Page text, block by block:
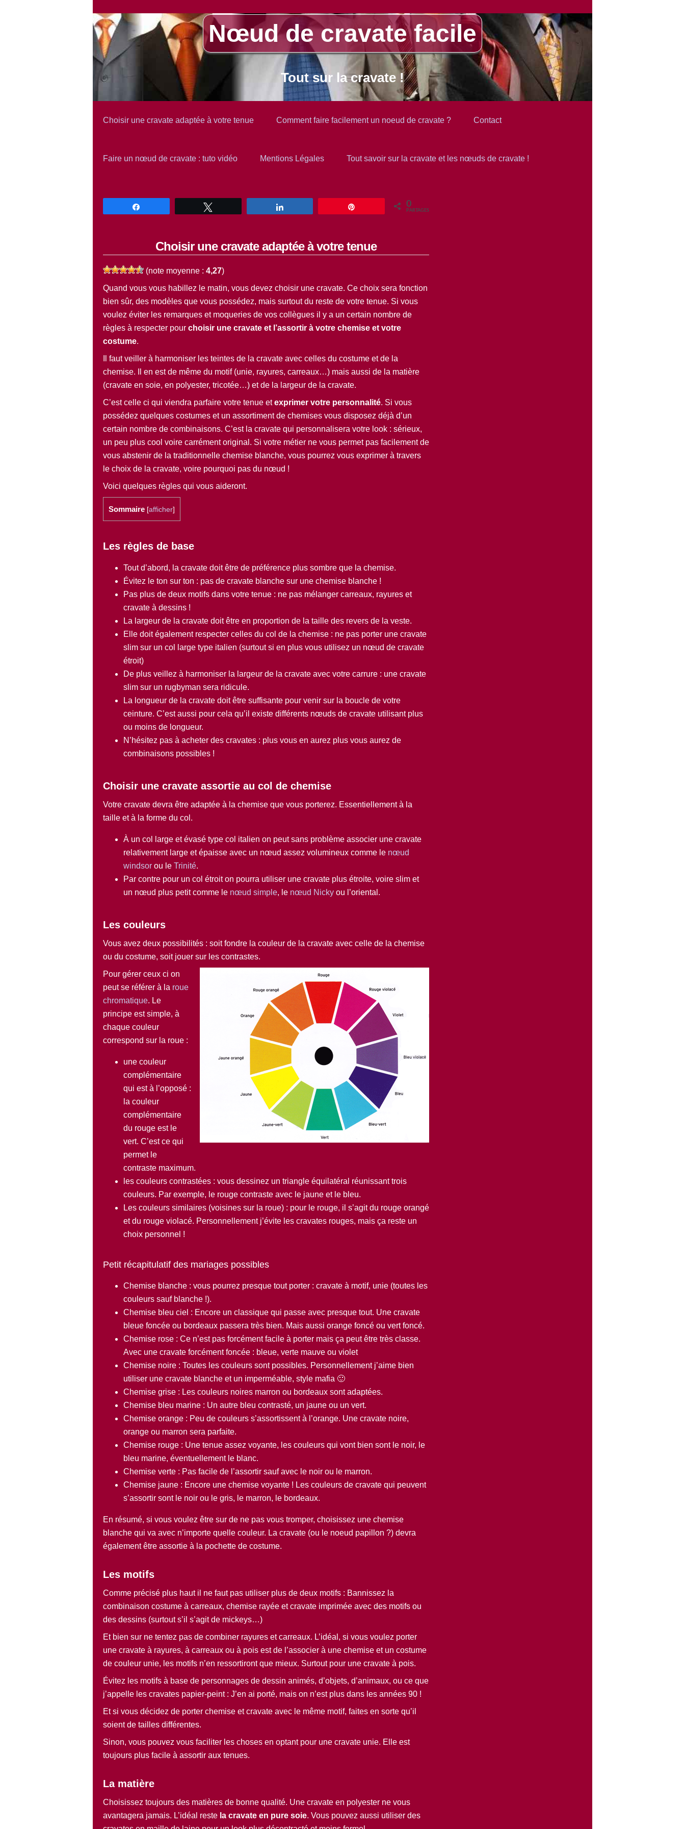
Nœud de cravate facile
Tout sur la cravate !
Enregistrer 0
PARTAGES
Choisir une cravate adaptée à votre tenue
(note moyenne : 4,27)
Quand vous vous habillez le matin, vous devez choisir une cravate. Ce choix sera fonction
bien sûr, des modèles que vous possédez, mais surtout du reste de votre tenue. Si vous
voulez éviter les remarques et moqueries de vos collègues il y a un certain nombre de
règles à respecter pour choisir une cravate et l’assortir à votre chemise et votre
costume.
Il faut veiller à harmoniser les teintes de la cravate avec celles du costume et de la
chemise. Il en est de même du motif (unie, rayures, carreaux…) mais aussi de la matière
(cravate en soie, en polyester, tricotée…) et de la largeur de la cravate.
C’est celle ci qui viendra parfaire votre tenue etexprimer votre personnalité. Si vous
possédez quelques costumes et un assortiment de chemises vous disposez déjà d’un
certain nombre de combinaisons. C’est la cravate qui personnalisera votre look : sérieux,
un peu plus cool voire carrément original. Si votre métier ne vous permet pas facilement de
vous abstenir de la traditionnelle chemise blanche, vous pourrez vous exprimer à travers
le choix de la cravate, voire pourquoi pas du nœud !
Voici quelques règles qui vous aideront.
Sommaire [afficher]
Les règles de base
Tout d’abord, la cravate doit être de préférence plus sombre que la chemise.
Évitez le ton sur ton : pas de cravate blanche sur une chemise blanche !
Pas plus de deux motifs dans votre tenue : ne pas mélanger carreaux, rayures et
cravate à dessins !
La largeur de la cravate doit être en proportion de la taille des revers de la veste.
Elle doit également respecter celles du col de la chemise : ne pas porter une cravate
slim sur un col large type italien (surtout si en plus vous utilisez un nœud de cravate
étroit)
De plus veillez à harmoniser la largeur de la cravate avec votre carrure : une cravate
slim sur un rugbyman sera ridicule.
La longueur de la cravate doit être suffisante pour venir sur la boucle de votre
ceinture. C’est aussi pour cela qu’il existe différents nœuds de cravate utilisant plus
ou moins de longueur.
N’hésitez pas à acheter des cravates : plus vous en aurez plus vous aurez de
combinaisons possibles !
Choisir une cravate assortie au col de chemise
Votre cravate devra être adaptée à la chemise que vous porterez. Essentiellement à la
taille et à la forme du col.
À un col large et évasé type col italien on peut sans problème associer une cravate
relativement large et épaisse avec un nœud assez volumineux comme le nœud
windsor ou le Trinité.
Par contre pour un col étroit on pourra utiliser une cravate plus étroite, voire slim et
un nœud plus petit comme le nœud simple, le nœud Nicky ou l’oriental.
Les couleurs
Vous avez deux possibilités : soit fondre la couleur de la cravate avec celle de la chemise
ou du costume, soit jouer sur les contrastes.
Pour gérer ceux ci on
peut se référer à la roue
chromatique. Le
principe est simple, à
chaque couleur
correspond sur la roue :
une couleur
complémentaire
qui est à l’opposé :
la couleur
complémentaire
du rouge est le
vert. C’est ce qui
permet le
contraste maximum.
les couleurs contrastées : vous dessinez un triangle équilatéral réunissant trois
couleurs. Par exemple, le rouge contraste avec le jaune et le bleu.
Les couleurs similaires (voisines sur la roue) : pour le rouge, il s’agit du rouge orangé
et du rouge violacé. Personnellement j’évite les cravates rouges, mais ça reste un
choix personnel !
Petit récapitulatif des mariages possibles
Chemise blanche : vous pourrez presque tout porter : cravate à motif, unie (toutes les
couleurs sauf blanche !).
Chemise bleu ciel : Encore un classique qui passe avec presque tout. Une cravate
bleue foncée ou bordeaux passera très bien. Mais aussi orange foncé ou vert foncé.
Chemise rose : Ce n’est pas forcément facile à porter mais ça peut être très classe.
Avec une cravate forcément foncée : bleue, verte mauve ou violet
Chemise noire : Toutes les couleurs sont possibles. Personnellement j’aime bien
utiliser une cravate blanche et un imperméable, style mafia 🙂
Chemise grise : Les couleurs noires marron ou bordeaux sont adaptées.
Chemise bleu marine : Un autre bleu contrasté, un jaune ou un vert.
Chemise orange : Peu de couleurs s’assortissent à l’orange. Une cravate noire,
orange ou marron sera parfaite.
Chemise rouge : Une tenue assez voyante, les couleurs qui vont bien sont le noir, le
bleu marine, éventuellement le blanc.
Chemise verte : Pas facile de l’assortir sauf avec le noir ou le marron.
Chemise jaune : Encore une chemise voyante ! Les couleurs de cravate qui peuvent
s’assortir sont le noir ou le gris, le marron, le bordeaux.
En résumé, si vous voulez être sur de ne pas vous tromper, choisissez une chemise
blanche qui va avec n’importe quelle couleur. La cravate (ou le noeud papillon ?) devra
également être assortie à la pochette de costume.
Les motifs
Comme précisé plus haut il ne faut pas utiliser plus de deux motifs : Bannissez la
combinaison costume à carreaux, chemise rayée et cravate imprimée avec des motifs ou
des dessins (surtout s’il s’agit de mickeys…)
Et bien sur ne tentez pas de combiner rayures et carreaux. L’idéal, si vous voulez porter
une cravate à rayures, à carreaux ou à pois est de l’associer à une chemise et un costume
de couleur unie, les motifs n’en ressortiront que mieux. Surtout pour une cravate à pois.
Évitez les motifs à base de personnages de dessin animés, d’objets, d’animaux, ou ce que
j’appelle les cravates papier-peint : J’en ai porté, mais on n’est plus dans les années 90 !
Et si vous décidez de porter chemise et cravate avec le même motif, faites en sorte qu’il
soient de tailles différentes.
Sinon, vous pouvez vous faciliter les choses en optant pour une cravate unie. Elle est
toujours plus facile à assortir aux tenues.
La matière
Choisissez toujours des matières de bonne qualité. Une cravate en polyester ne vous
avantagera jamais. L’idéal reste la cravate en pure soie. Vous pouvez aussi utiliser des
Choisir une cravate adaptée à votre tenue Comment faire facilement un noeud de cravate ? Contact
Faire un nœud de cravate : tuto vidéo Mentions Légales Tout savoir sur la cravate et les nœuds de cravate !